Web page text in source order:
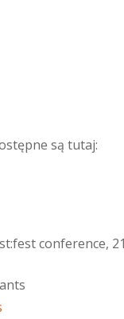
są tutaj:
conference,